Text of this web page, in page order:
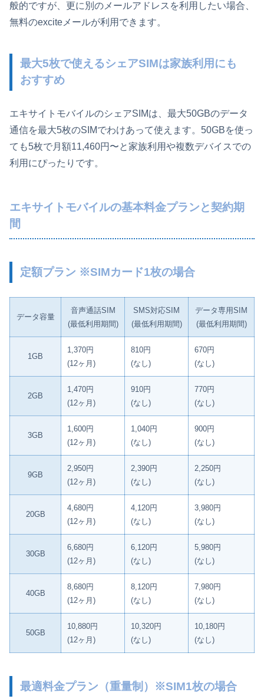
般的ですが、更に別のメールアドレスを利用したい場合、
無料のexciteメールが利用できます。
最大5枚で使えるシェアSIMは家族利用にも
おすすめ
エキサイトモバイルのシェアSIMは、最大50GBのデータ
通信を最大5枚のSIMでわけあって使えます。50GBを使っ
ても5枚で月額11,460円〜と家族利用や複数デバイスでの
利用にぴったりです。
エキサイトモバイルの基本料金プランと契約期
間
定額プラン ※SIMカード1枚の場合
データ容量
音声通話SIM
(最低利用期間)
SMS対応SIM
(最低利用期間)
データ専用SIM
(最低利用期間)
1GB
1,370円
(12ヶ月)
810円
(なし)
670円
(なし)
2GB
1,470円
(12ヶ月)
910円
(なし)
770円
(なし)
3GB
1,600円
(12ヶ月)
1,040円
(なし)
900円
(なし)
9GB
2,950円
(12ヶ月)
2,390円
(なし)
2,250円
(なし)
20GB
4,680円
(12ヶ月)
4,120円
(なし)
3,980円
(なし)
30GB
6,680円
(12ヶ月)
6,120円
(なし)
5,980円
(なし)
40GB
8,680円
(12ヶ月)
8,120円
(なし)
7,980円
(なし)
50GB
10,880円
(12ヶ月)
10,320円
(なし)
10,180円
(なし)
最適料金プラン（重量制）※SIM1枚の場合